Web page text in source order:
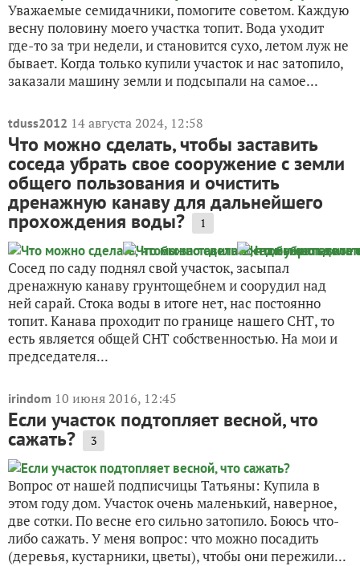
Уважаемые семидачники, помогите советом. Каждую
весну половину моего участка топит. Вода уходит
где-то за три недели, и становится сухо, летом луж не
бывает. Когда только купили участок и нас затопило,
заказали машину земли и подсыпали на самое...
tduss2012 14 августа 2024, 12:58
Что можно сделать, чтобы заставить
соседа убрать свое сооружение с земли
общего пользования и очистить
дренажную канаву для дальнейшего
прохождения воды? 1
Сосед по саду поднял свой участок, засыпал
дренажную канаву грунтощебнем и соорудил над
ней сарай. Стока воды в итоге нет, нас постоянно
топит. Канава проходит по границе нашего СНТ, то
есть является общей СНТ собственностью. На мои и
председателя...
irindom 10 июня 2016, 12:45
Если участок подтопляет весной, что
сажать? 3
Вопрос от нашей подписчицы Татьяны: Купила в
этом году дом. Участок очень маленький, наверное,
две сотки. По весне его сильно затопило. Боюсь что-
либо сажать. У меня вопрос: что можно посадить
(деревья, кустарники, цветы), чтобы они пережили...